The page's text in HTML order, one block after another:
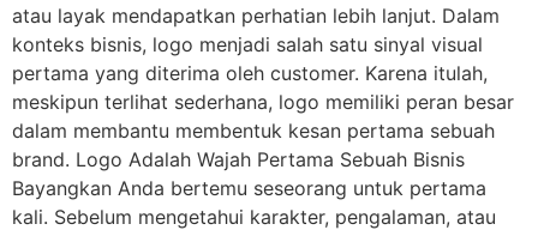
atau layak mendapatkan perhatian lebih lanjut. Dalam
konteks bisnis, logo menjadi salah satu sinyal visual
pertama yang diterima oleh customer. Karena itulah,
meskipun terlihat sederhana, logo memiliki peran besar
dalam membantu membentuk kesan pertama sebuah
brand. Logo Adalah Wajah Pertama Sebuah Bisnis
Bayangkan Anda bertemu seseorang untuk pertama
kali. Sebelum mengetahui karakter, pengalaman, atau